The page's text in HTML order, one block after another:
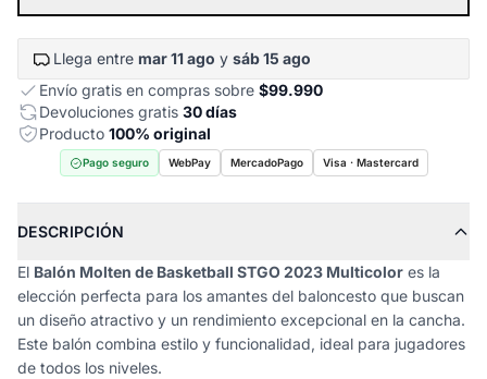
Llega entre mar 11 ago y sáb 15 ago
Envío gratis en compras sobre $99.990
Devoluciones gratis 30 días
Producto 100% original
Pago seguro WebPay MercadoPago Visa · Mastercard
DESCRIPCIÓN
El Balón Molten de Basketball STGO 2023 Multicolor es la
elección perfecta para los amantes del baloncesto que buscan
un diseño atractivo y un rendimiento excepcional en la cancha.
Este balón combina estilo y funcionalidad, ideal para jugadores
de todos los niveles.